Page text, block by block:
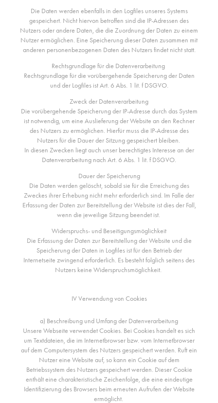
Die Daten werden ebenfalls in den Logfiles unseres Systems
gespeichert. Nicht hiervon betroffen sind die IP-Adressen des
Nutzers oder andere Daten, die die Zuordnung der Daten zu einem
Nutzer ermöglichen. Eine Speicherung dieser Daten zusammen mit
anderen personenbezogenen Daten des Nutzers findet nicht statt.
Rechtsgrundlage für die Datenverarbeitung
Rechtsgrundlage für die vorübergehende Speicherung der Daten
und der Logfiles ist Art. 6 Abs. 1 lit. f DSGVO.
Zweck der Datenverarbeitung
Die vorübergehende Speicherung der IP-Adresse durch das System
ist notwendig, um eine Auslieferung der Website an den Rechner
des Nutzers zu ermöglichen. Hierfür muss die IP-Adresse des
Nutzers für die Dauer der Sitzung gespeichert bleiben.
In diesen Zwecken liegt auch unser berechtigtes Interesse an der
Datenverarbeitung nach Art. 6 Abs. 1 lit. f DSGVO.
Dauer der Speicherung
Die Daten werden gelöscht, sobald sie für die Erreichung des
Zweckes ihrer Erhebung nicht mehr erforderlich sind. Im Falle der
Erfassung der Daten zur Bereitstellung der Website ist dies der Fall,
wenn die jeweilige Sitzung beendet ist.
Widerspruchs- und Beseitigungsmöglichkeit
Die Erfassung der Daten zur Bereitstellung der Website und die
Speicherung der Daten in Logfiles ist für den Betrieb der
Internetseite zwingend erforderlich. Es besteht folglich seitens des
Nutzers keine Widerspruchsmöglichkeit.
IV Verwendung von Cookies
a) Beschreibung und Umfang der Datenverarbeitung
Unsere Webseite verwendet Cookies. Bei Cookies handelt es sich
um Textdateien, die im Internetbrowser bzw. vom Internetbrowser
auf dem Computersystem des Nutzers gespeichert werden. Ruft ein
Nutzer eine Website auf, so kann ein Cookie auf dem
Betriebssystem des Nutzers gespeichert werden. Dieser Cookie
enthält eine charakteristische Zeichenfolge, die eine eindeutige
Identifizierung des Browsers beim erneuten Aufrufen der Website
ermöglicht.